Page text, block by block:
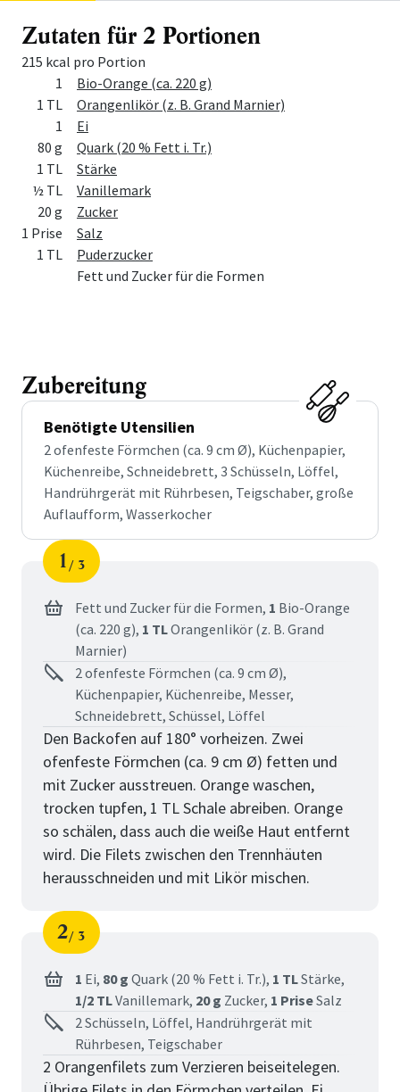
Zutaten für 2 Portionen
215 kcal pro Portion
Menge Zutat
1
Bio-Orange (ca. 220 g)
1 TL
Orangenlikör (z. B. Grand Marnier)
1
Ei
80 g
Quark (20 % Fett i. Tr.)
1 TL
Stärke
½ TL
Vanillemark
20 g
Zucker
1 Prise
Salz
1 TL
Puderzucker
Fett und Zucker für die Formen
Zubereitung
Benötigte Utensilien
2 ofenfeste Förmchen (ca. 9 cm Ø), Küchenpapier,
Küchenreibe, Schneidebrett, 3 Schüsseln, Löffel,
Handrührgerät mit Rührbesen, Teigschaber, große
Auflaufform, Wasserkocher
Schritt
1
von
3
Fett und Zucker für die Formen, 1 Bio-Orange
(ca. 220 g), 1 TLOrangenlikör (z. B. Grand
Marnier)
2 ofenfeste Förmchen (ca. 9 cm Ø),
Küchenpapier, Küchenreibe, Messer,
Schneidebrett, Schüssel, Löffel
Den Backofen auf 180° vorheizen. Zwei
ofenfeste Förmchen (ca. 9 cm Ø) fetten und
mit Zucker ausstreuen. Orange waschen,
trocken tupfen, 1 TL Schale abreiben. Orange
so schälen, dass auch die weiße Haut entfernt
wird. Die Filets zwischen den Trennhäuten
herausschneiden und mit Likör mischen.
Schritt
2
von
3
1 Ei, 80 g Quark (20 % Fett i. Tr.), 1 TLStärke,
1/2 TLVanillemark, 20 g Zucker, 1 PriseSalz
2 Schüsseln, Löffel, Handrührgerät mit
Rührbesen, Teigschaber
2 Orangenfilets zum Verzieren beiseitelegen.